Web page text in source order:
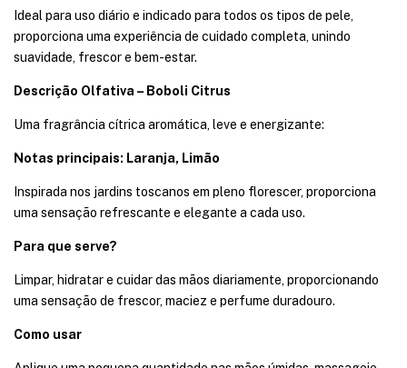
Ideal para uso diário e indicado para todos os tipos de pele,
proporciona uma experiência de cuidado completa, unindo
suavidade, frescor e bem-estar.
Descrição Olfativa – Boboli Citrus
Uma fragrância cítrica aromática, leve e energizante:
Notas principais: Laranja, Limão
Inspirada nos jardins toscanos em pleno florescer, proporciona
uma sensação refrescante e elegante a cada uso.
Para que serve?
Limpar, hidratar e cuidar das mãos diariamente, proporcionando
uma sensação de frescor, maciez e perfume duradouro.
Como usar